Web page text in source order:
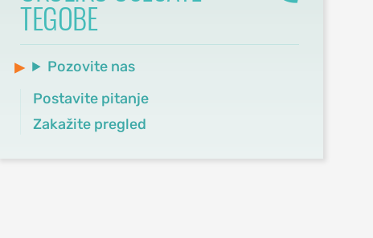
TEGOBE
Pozovite nas
Postavite pitanje
Zakažite pregled